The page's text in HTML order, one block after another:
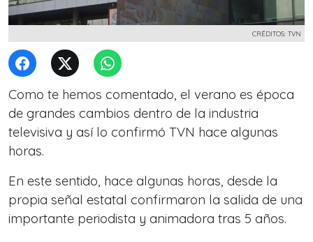
CRÉDITOS: TVN
Como te hemos comentado, el verano es época
de grandes cambios dentro de la industria
televisiva y así lo confirmó TVN hace algunas
horas.
En este sentido, hace algunas horas, desde la
propia señal estatal confirmaron la salida de una
importante periodista y animadora tras 5 años.